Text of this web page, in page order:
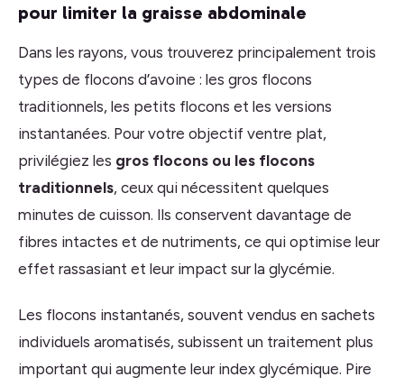
pour limiter la graisse abdominale
Dans les rayons, vous trouverez principalement trois
types de flocons d’avoine : les gros flocons
traditionnels, les petits flocons et les versions
instantanées. Pour votre objectif ventre plat,
privilégiez les gros flocons ou les flocons
traditionnels, ceux qui nécessitent quelques
minutes de cuisson. Ils conservent davantage de
fibres intactes et de nutriments, ce qui optimise leur
effet rassasiant et leur impact sur la glycémie.
Les flocons instantanés, souvent vendus en sachets
individuels aromatisés, subissent un traitement plus
important qui augmente leur index glycémique. Pire